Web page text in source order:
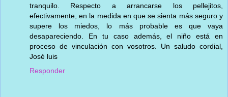
tranquilo. Respecto a arrancarse los pellejitos,
efectivamente, en la medida en que se sienta más seguro y
supere los miedos, lo más probable es que vaya
desapareciendo. En tu caso además, el niño está en
proceso de vinculación con vosotros. Un saludo cordial,
José luis
Responder